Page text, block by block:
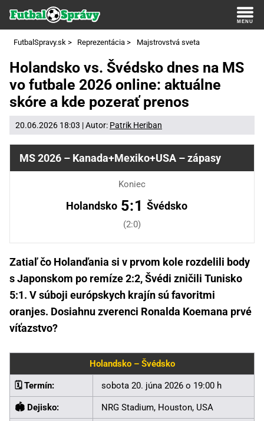
FutbalSpravy.sk > Reprezentácia > Majstrovstvá sveta
Holandsko vs. Švédsko dnes na MS
vo futbale 2026 online: aktuálne
skóre a kde pozerať prenos
20.06.2026 18:03 | Autor: Patrik Heriban
MS 2026 – Kanada+Mexiko+USA – zápasy
Koniec
Holandsko 5:1 Švédsko
(2:0)
Zatiaľ čo Holanďania si v prvom kole rozdelili body
s Japonskom po remíze 2:2, Švédi zničili Tunisko
5:1. V súboji európskych krajín sú favoritmi
oranjes. Dosiahnu zverenci Ronalda Koemana prvé
víťazstvo?
Holandsko – Švédsko
🗓️ Termín: sobota 20. júna 2026 o 19:00 h
🏟️ Dejisko: NRG Stadium, Houston, USA